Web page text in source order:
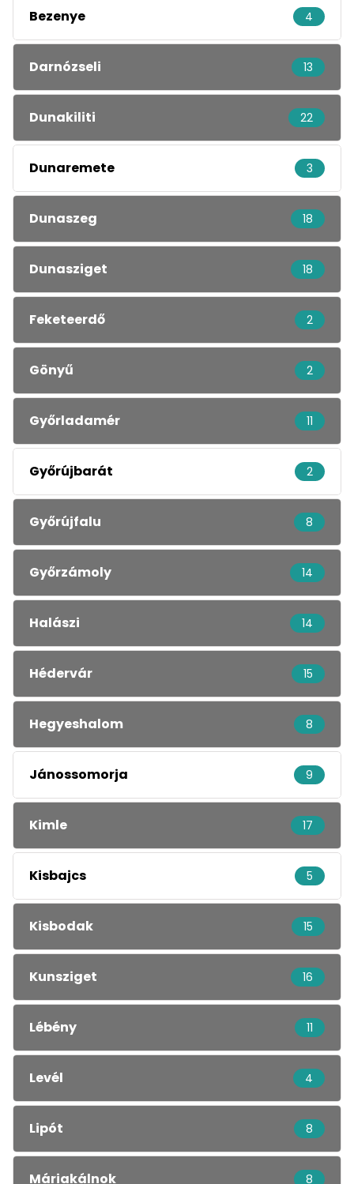
Bezenye 4
Darnózseli 13
Dunakiliti 22
Dunaremete 3
Dunaszeg 18
Dunasziget 18
Feketeerdő 2
Gönyű 2
Győrladamér 11
Győrújbarát 2
Győrújfalu 8
Győrzámoly 14
Halászi 14
Hédervár 15
Hegyeshalom 8
Jánossomorja 9
Kimle 17
Kisbajcs 5
Kisbodak 15
Kunsziget 16
Lébény 11
Levél 4
Lipót 8
Máriakálnok 8